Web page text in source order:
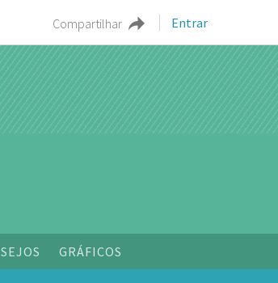
Compartilhar Entrar
GRÁFICOS